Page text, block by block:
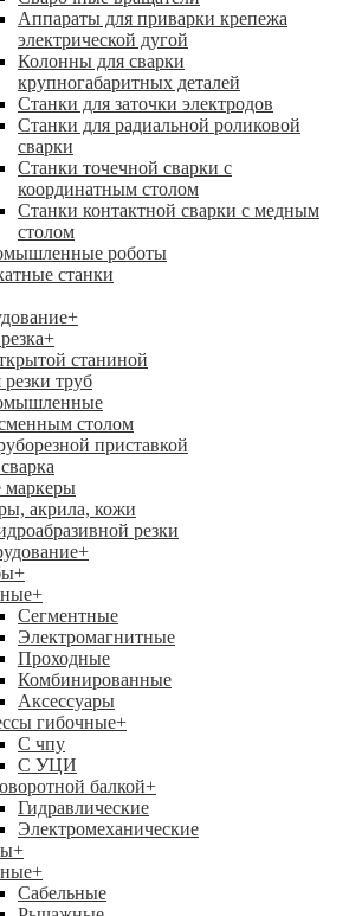
Аппараты для приварки крепежа
электрической дугой
Колонны для сварки
крупногабаритных деталей
Станки для заточки электродов
Станки для радиальной роликовой
сварки
Станки точечной сварки с
координатным столом
Станки контактной сварки с медным
столом
роботы
станки
+
+
станиной
резки труб
столом
приставкой
маркеры
акрила, кожи
резки
+
+
+
Сегментные
Электромагнитные
Проходные
Комбинированные
Аксессуары
гибочные+
C чпу
С УЦИ
балкой+
Гидравлические
Электромеханические
+
+
Сабельные